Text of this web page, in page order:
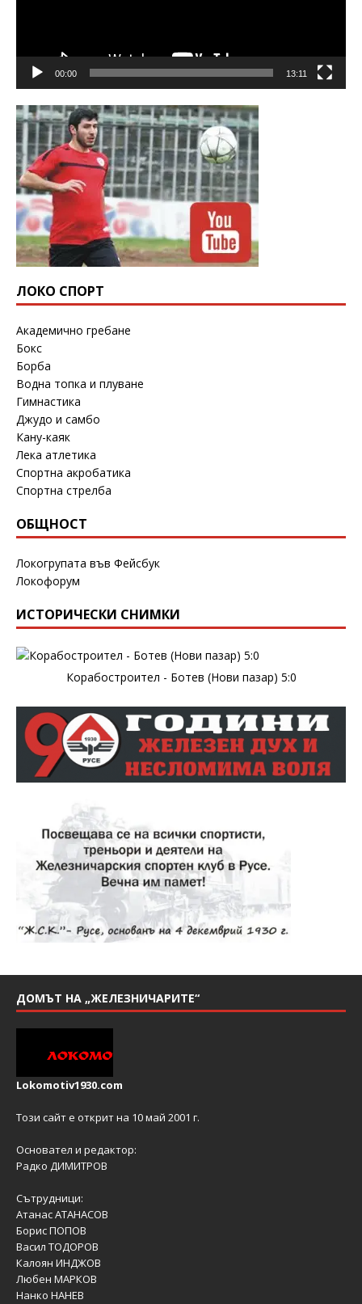
00:00 13:11
ЛОКО СПОРТ
Академично гребане
Бокс
Борба
Водна топка и плуване
Гимнастика
Джудо и самбо
Кану-каяк
Лека атлетика
Спортна акробатика
Спортна стрелба
ОБЩНОСТ
Локогрупата във Фейсбук
Локофорум
ИСТОРИЧЕСКИ СНИМКИ
Корабостроител - Ботев (Нови пазар) 5:0
ДОМЪТ НА „ЖЕЛЕЗНИЧАРИТЕ“
Lokomotiv1930.com
Този сайт е открит на 10 май 2001 г.
Основател и редактор:
Радко ДИМИТРОВ
Сътрудници:
Атанас АТАНАСОВ
Борис ПОПОВ
Васил ТОДОРОВ
Калоян ИНДЖОВ
Любен МАРКОВ
Нанко НАНЕВ